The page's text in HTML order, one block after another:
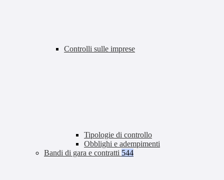
Controlli sulle imprese
Tipologie di controllo
Obblighi e adempimenti
Bandi di gara e contratti 544